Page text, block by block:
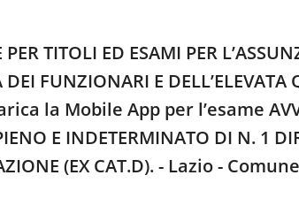
TITOLI ED ESAMI PER
FUNZIONARI E
la Mobile App per l’esame
E INDETERMINATO DI N. 1
(EX CAT.D). - Lazio -